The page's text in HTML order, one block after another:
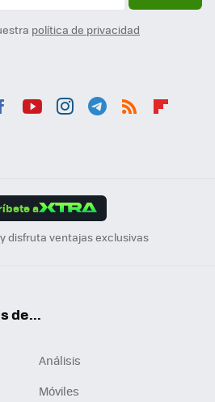
política de privacidad
a
disfruta ventajas exclusivas
de...
Análisis
Móviles